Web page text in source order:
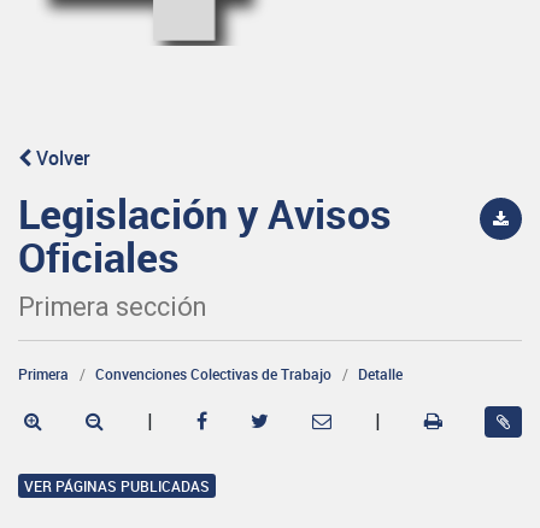
Volver
Legislación y Avisos
Oficiales
Primera sección
Primera Convenciones Colectivas de Trabajo Detalle
| |
VER PÁGINAS PUBLICADAS